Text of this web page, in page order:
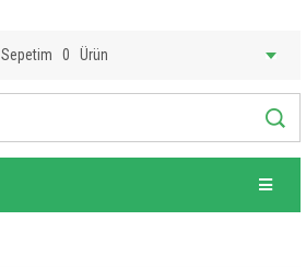
Sepetim 0 Ürün